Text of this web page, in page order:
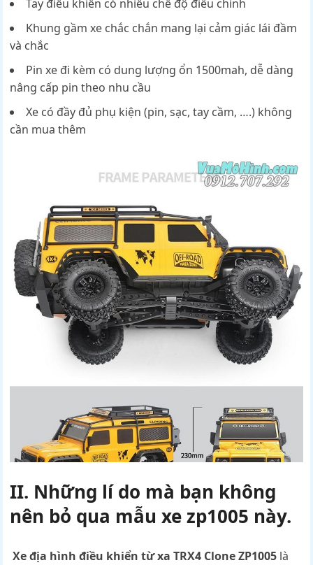
Tay điều khiển có nhiều chế độ điều chỉnh
Khung gầm xe chắc chắn mang lại cảm giác lái đầm
và chắc
Pin xe đi kèm có dung lượng ổn 1500mah, dễ dàng
nâng cấp pin theo nhu cầu
Xe có đầy đủ phụ kiện (pin, sạc, tay cầm, ….) không
cần mua thêm
II. Những lí do mà bạn không
nên bỏ qua mẫu xe zp1005 này.
Xe địa hình điều khiển từ xa TRX4 Clone ZP1005 là